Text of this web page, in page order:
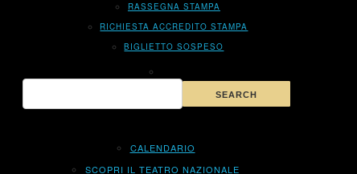
RASSEGNA STAMPA
RICHIESTA ACCREDITO STAMPA
BIGLIETTO SOSPESO
CALENDARIO
SCOPRI IL TEATRO NAZIONALE